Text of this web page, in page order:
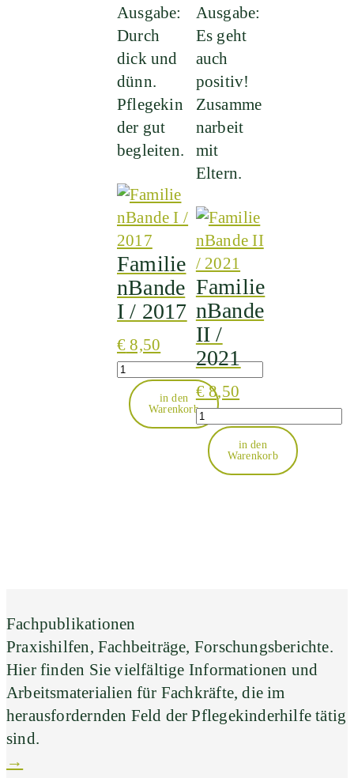
Ausgabe:
Durch
dick und
dünn.
Pflegekin
der gut
begleiten.
Familie
nBande
I / 2017
€ 8,50
Quantity
in den
Warenkorb
Ausgabe:
Es geht
auch
positiv!
Zusamme
narbeit
mit
Eltern.
Familie
nBande
II /
2021
€8,50
Quantity
in den
Warenkorb
Fachpublikationen
Praxishilfen, Fachbeiträge, Forschungsberichte.
Hier finden Sie vielfältige Informationen und
Arbeitsmaterialien für Fachkräfte, die im
herausfordernden Feld der Pflegekinderhilfe tätig
sind.
→